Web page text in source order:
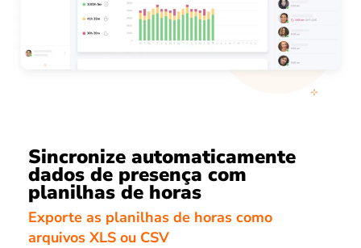
Sincronize automaticamente
dados de presença com
planilhas de horas
Exporte as planilhas de horas como
arquivos XLS ou CSV